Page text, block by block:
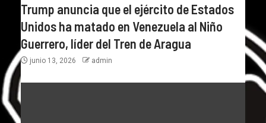
Trump anuncia que el ejército de Estados
Unidos ha matado en Venezuela al Niño
Guerrero, líder del Tren de Aragua
junio 13, 2026 admin